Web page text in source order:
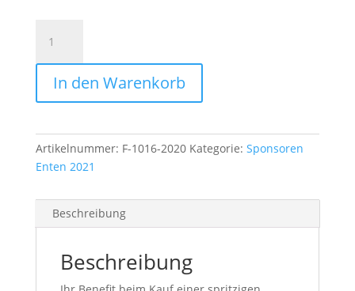
Menge
In den Warenkorb
Artikelnummer: F-1016-2020 Kategorie: Sponsoren
Enten 2021
Beschreibung
Beschreibung